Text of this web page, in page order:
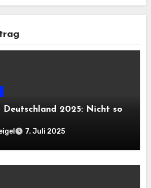
Deutschland 2025: Nicht so
7. Juli 2025